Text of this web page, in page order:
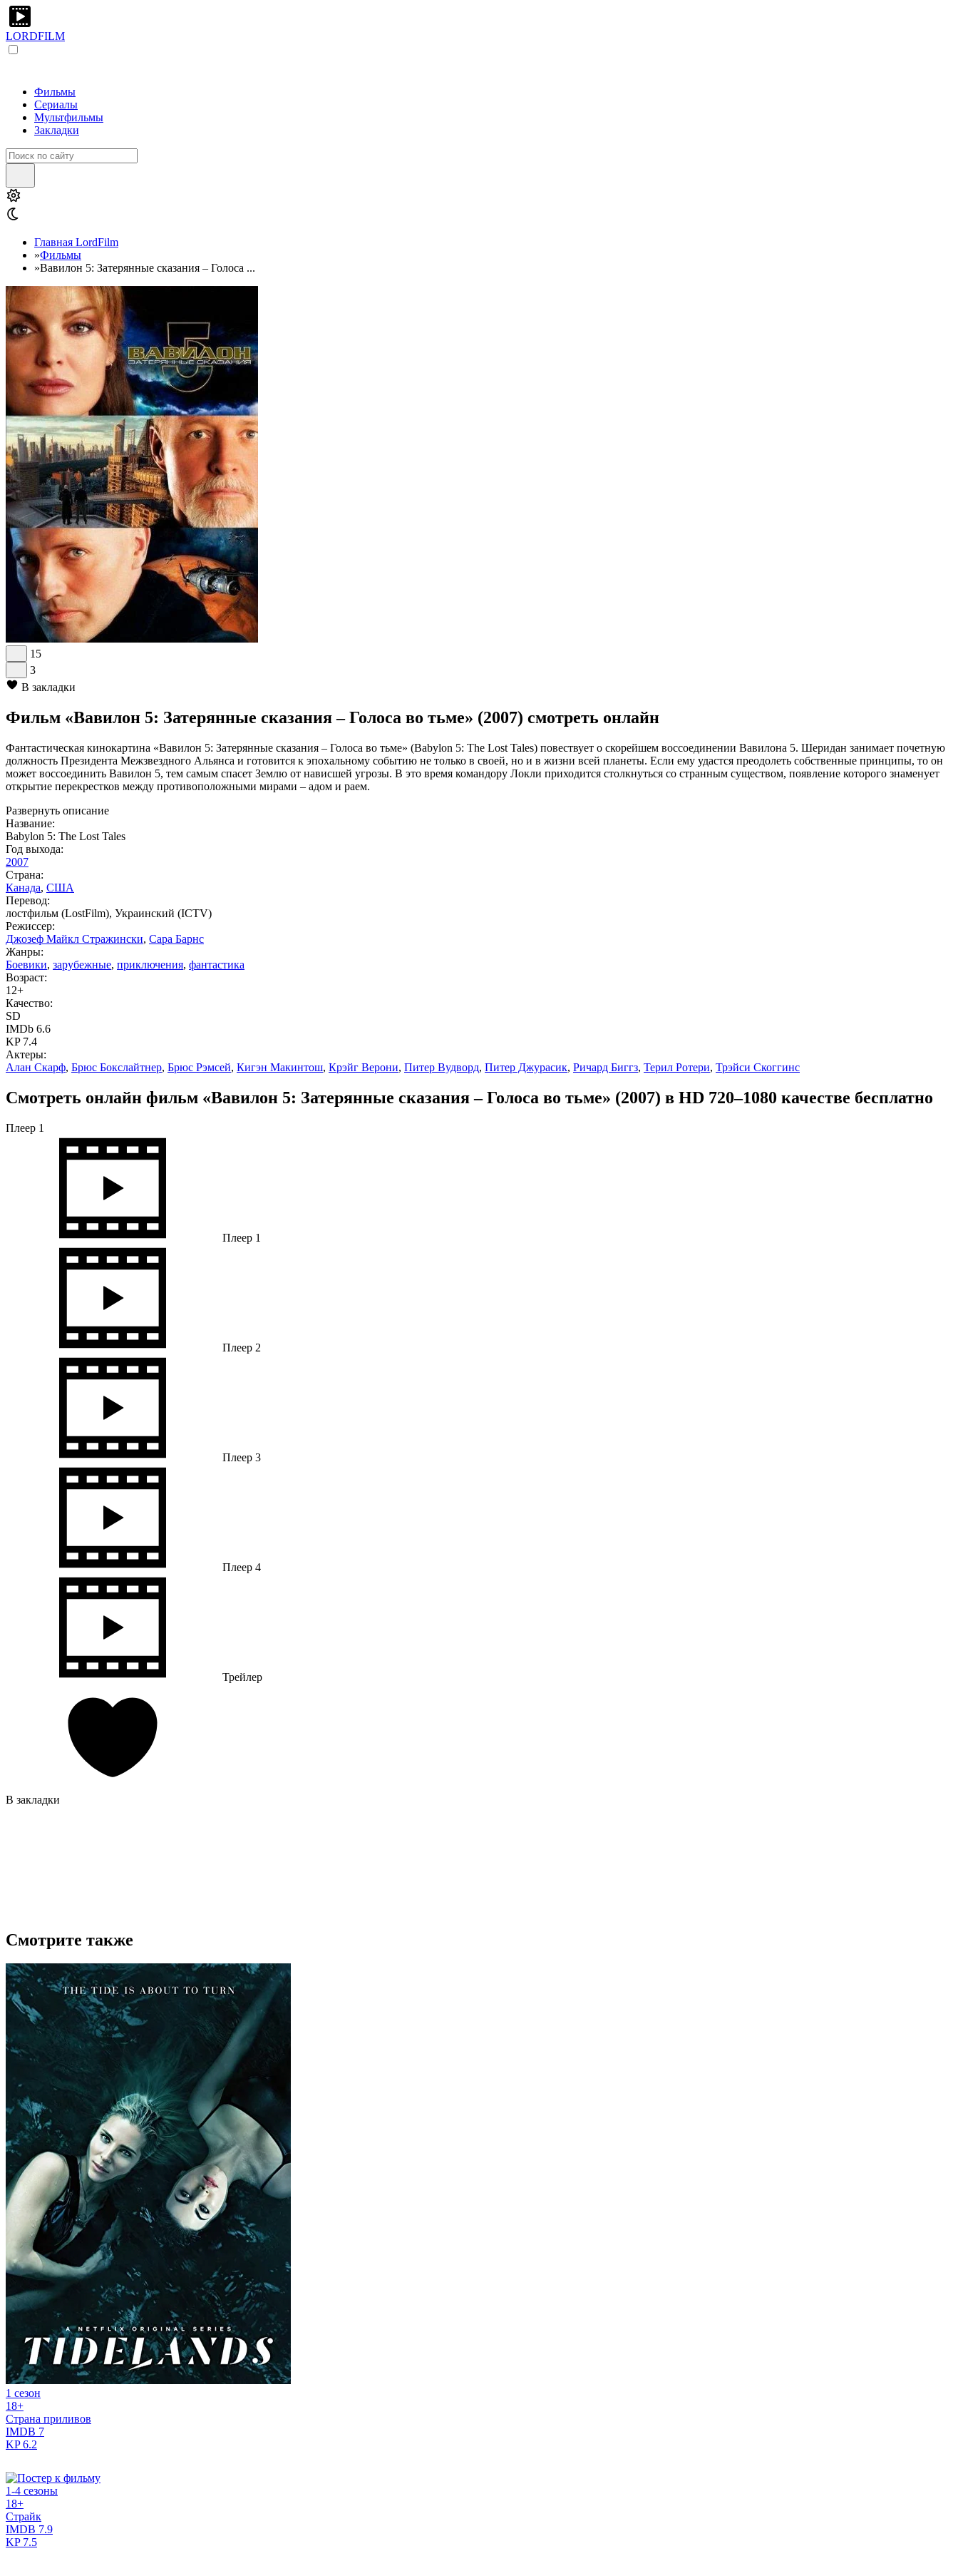
LORDFILM
Фильмы
Сериалы
Мультфильмы
Закладки
Главная LordFilm
»Фильмы
»Вавилон 5: Затерянные сказания – Голоса ...
15
3
В закладки
Фильм «Вавилон 5: Затерянные сказания – Голоса во тьме» (2007) смотреть онлайн
Фантастическая кинокартина «Вавилон 5: Затерянные сказания – Голоса во тьме» (Babylon 5: The Lost Tales) повествует о скорейшем воссоединении Вавилона 5. Шеридан занимает почетную
должность Президента Межзвездного Альянса и готовится к эпохальному событию не только в своей, но и в жизни всей планеты. Если ему удастся преодолеть собственные принципы, то он
может воссоединить Вавилон 5, тем самым спасет Землю от нависшей угрозы. В это время командору Локли приходится столкнуться со странным существом, появление которого знаменует
открытие перекрестков между противоположными мирами – адом и раем.
Развернуть описание
Название:
Babylon 5: The Lost Tales
Год выхода:
2007
Страна:
Канада, США
Перевод:
лостфильм (LostFilm), Украинский (ICTV)
Режиссер:
Джозеф Майкл Стражински, Сара Барнс
Жанры:
Боевики, зарубежные, приключения, фантастика
Возраст:
12+
Качество:
SD
IMDb 6.6
KP 7.4
Актеры:
Алан Скарф, Брюс Бокслайтнер, Брюс Рэмсей, Кигэн Макинтош, Крэйг Верони, Питер Вудворд, Питер Джурасик, Ричард Биггз, Терил Ротери, Трэйси Скоггинс
Смотреть онлайн фильм «Вавилон 5: Затерянные сказания – Голоса во тьме» (2007) в HD 720–1080 качестве бесплатно
Плеер 1
Плеер 1
Плеер 2
Плеер 3
Плеер 4
Трейлер
В закладки
Смотрите также
1 сезон
18+
Страна приливов
IMDB 7
KP6.2
1-4 сезоны
18+
Страйк
IMDB 7.9
KP7.5